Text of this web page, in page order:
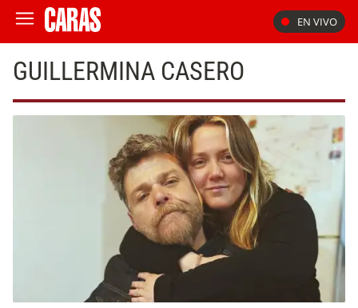
EN VIVO
GUILLERMINA CASERO